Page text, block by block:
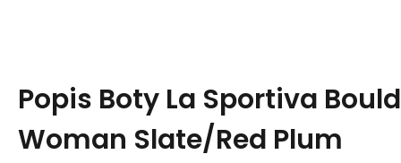
Popis Boty La Sportiva
Woman Slate/Red Plum